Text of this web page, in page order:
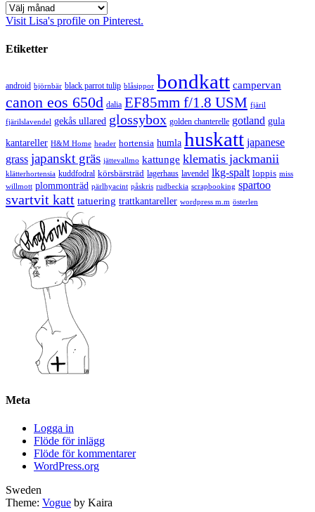
Arkiv
Visit Lisa's profile on Pinterest.
Etiketter
android björnbär black parrot tulip blåsippor bondkatt campervan
canon eos 650d dalia EF85mm f/1.8 USM fjäril
fjärilslavendel gekås ullared glossybox golden chanterelle gotland gula
kantareller H&M Home header hortensia humla huskatt japanese
grass japanskt gräs jättevallmo kattunge klematis jackmanii
klätterhortensia kuddfodral körsbärsträd lagerhaus lavendel lkg-spalt loppis miss
willmott plommonträd pärlhyacint påskris rudbeckia scrapbooking spartoo
svartvit katt tatuering trattkantareller wordpress m.m österlen
Meta
Logga in
Flöde för inlägg
Flöde för kommentarer
WordPress.org
Sweden
Theme: Vogue by Kaira